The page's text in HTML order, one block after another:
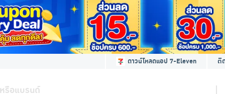
ดาวน์โหลดแอป 7-Eleven ติ